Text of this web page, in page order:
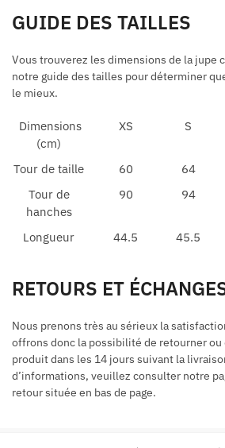
GUIDE DES TAILLES
Vous trouverez les dimensions de la jupe
notre guide des tailles pour déterminer
le mieux.
Dimensions
(cm)
XS S
Tour de taille 60 64
Tour de
hanches
90 94
Longueur 44.5 45.5
RETOURS ET
Nous prenons très au sérieux la
offrons donc la possibilité de retourner ou
produit dans les 14 jours suivant la
d’informations, veuillez consulter notre
retour située en bas de page.